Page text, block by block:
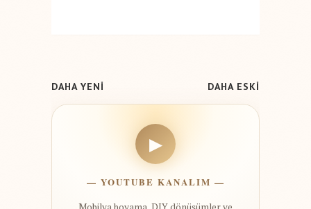
DAHA YENİ DAHA ESKİ
▶
— YOUTUBE KANALIM —